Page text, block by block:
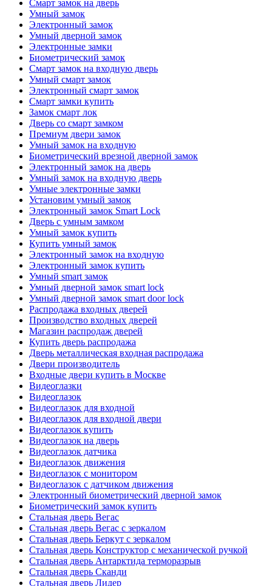
Смарт замок на дверь
Умный замок
Электронный замок
Умный дверной замок
Электронные замки
Биометрический замок
Смарт замок на входную дверь
Умный смарт замок
Электронный смарт замок
Смарт замки купить
Замок смарт лок
Дверь со смарт замком
Премиум двери замок
Умный замок на входную
Биометрический врезной дверной замок
Электронный замок на дверь
Умный замок на входную дверь
Умные электронные замки
Установим умный замок
Электронный замок Smart Lock
Дверь с умным замком
Умный замок купить
Купить умный замок
Электронный замок на входную
Электронный замок купить
Умный smart замок
Умный дверной замок smart lock
Умный дверной замок smart door lock
Распродажа входных дверей
Производство входных дверей
Магазин распродаж дверей
Купить дверь распродажа
Дверь металлическая входная распродажа
Двери производитель
Входные двери купить в Москве
Видеоглазки
Видеоглазок
Видеоглазок для входной
Видеоглазок для входной двери
Видеоглазок купить
Видеоглазок на дверь
Видеоглазок датчика
Видеоглазок движения
Видеоглазок с монитором
Видеоглазок с датчиком движения
Электронный биометрический дверной замок
Биометрический замок купить
Стальная дверь Вегас
Стальная дверь Вегас с зеркалом
Стальная дверь Беркут с зеркалом
Стальная дверь Конструктор с механической ручкой
Стальная дверь Антарктида терморазрыв
Стальная дверь Сканди
Стальная дверь Лидер